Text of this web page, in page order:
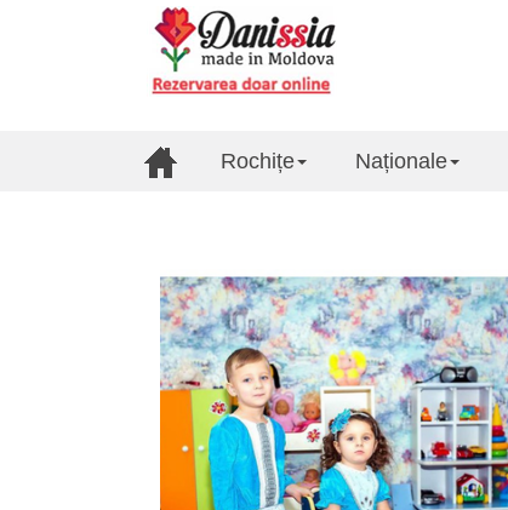
Rochițe Naționale